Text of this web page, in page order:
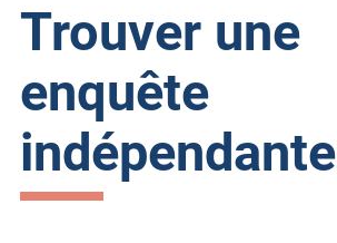
Trouver une
enquête
indépendante